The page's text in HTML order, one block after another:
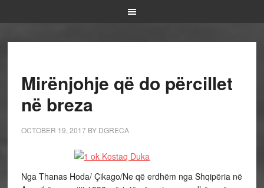
Mirënjohje që do përcillet
në breza
OCTOBER 19, 2017BY DGRECA
Nga Thanas Hoda/ Çikago/Ne që erdhëm nga Shqipëria në